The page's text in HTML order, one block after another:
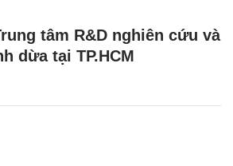
tâm R&D nghiên cứu và
dừa tại TP.HCM